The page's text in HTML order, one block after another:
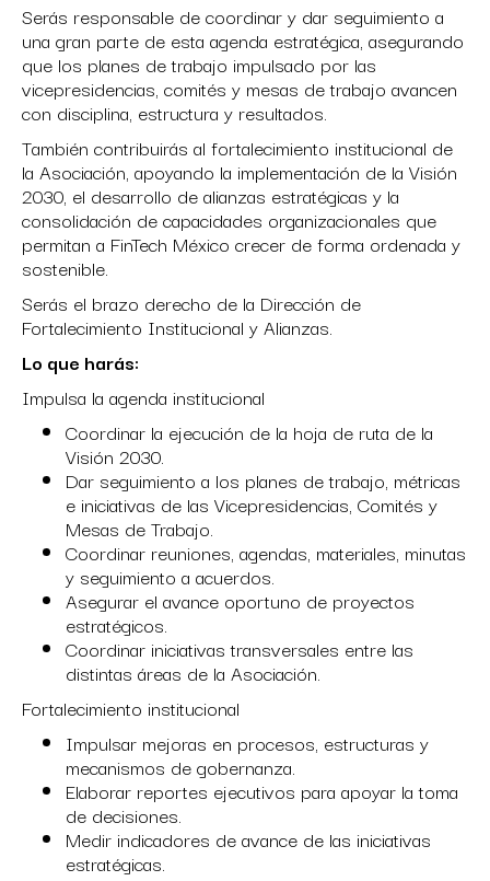
Serás responsable de coordinar y dar seguimiento a
una gran parte de esta agenda estratégica, asegurando
que los planes de trabajo impulsado por las
vicepresidencias, comités y mesas de trabajo avancen
con disciplina, estructura y resultados.
También contribuirás al fortalecimiento institucional de
la Asociación, apoyando la implementación de la Visión
2030, el desarrollo de alianzas estratégicas y la
consolidación de capacidades organizacionales que
permitan a FinTech México crecer de forma ordenada y
sostenible.
Serás el brazo derecho de la Dirección de
Fortalecimiento Institucional y Alianzas.
Lo que harás:
Impulsa la agenda institucional
Coordinar la ejecución de la hoja de ruta de la
Visión 2030.
Dar seguimiento a los planes de trabajo, métricas
e iniciativas de las Vicepresidencias, Comités y
Mesas de Trabajo.
Coordinar reuniones, agendas, materiales, minutas
y seguimiento a acuerdos.
Asegurar el avance oportuno de proyectos
estratégicos.
Coordinar iniciativas transversales entre las
distintas áreas de la Asociación.
Fortalecimiento institucional
Impulsar mejoras en procesos, estructuras y
mecanismos de gobernanza.
Elaborar reportes ejecutivos para apoyar la toma
de decisiones.
Medir indicadores de avance de las iniciativas
estratégicas.